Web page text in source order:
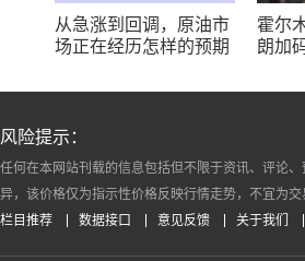
从急涨到回调，原油市
场正在经历怎样的预期
霍尔
朗加
何方
风险提示：
任何在本网站刊载的信息包括但不限于资讯、评论
异，该价格仅为指示性价格反映行情走势，不宜为
栏目推荐
数据接口 意见反馈 关于我们